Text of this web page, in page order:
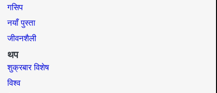
गसिप
नयाँ पुस्ता
जीवनशैली
थप
शुक्रबार विशेष
विश्व